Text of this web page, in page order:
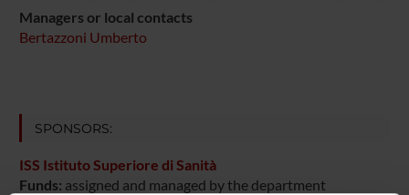
Managers or local contacts
Bertazzoni Umberto
SPONSORS:
ISS Istituto Superiore di Sanità
Funds: assigned and managed by the department